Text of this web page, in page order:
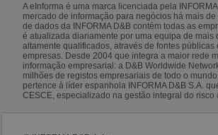
A eInforma é uma marca licenciada pela
mercado de informação para negócios há mais de
de dados da INFORMA D&B contém todas as
é atualizada diariamente por uma equipa de mais
altamente qualificados, através de fontes públicas
empresas. Desde 2004 que integra a maior rede
informação empresarial: a D&B Worldwide
milhões de registos empresariais de todo o
pertence à líder espanhola INFORMA D&B S.A.
CESCE, especializado na gestão integral do risco